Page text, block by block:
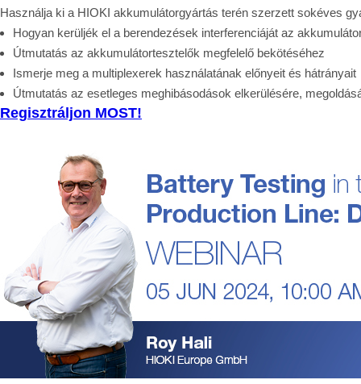
Használja ki a HIOKI akkumulátorgyártás terén szerzett sokéves
Hogyan kerüljék el a berendezések interferenciáját az
Útmutatás az akkumulátortesztelők megfelelő bekötéséhez
Ismerje meg a multiplexerek használatának előnyeit és hátrányait
Útmutatás az esetleges meghibásodások elkerülésére,
Regisztráljon MOST!